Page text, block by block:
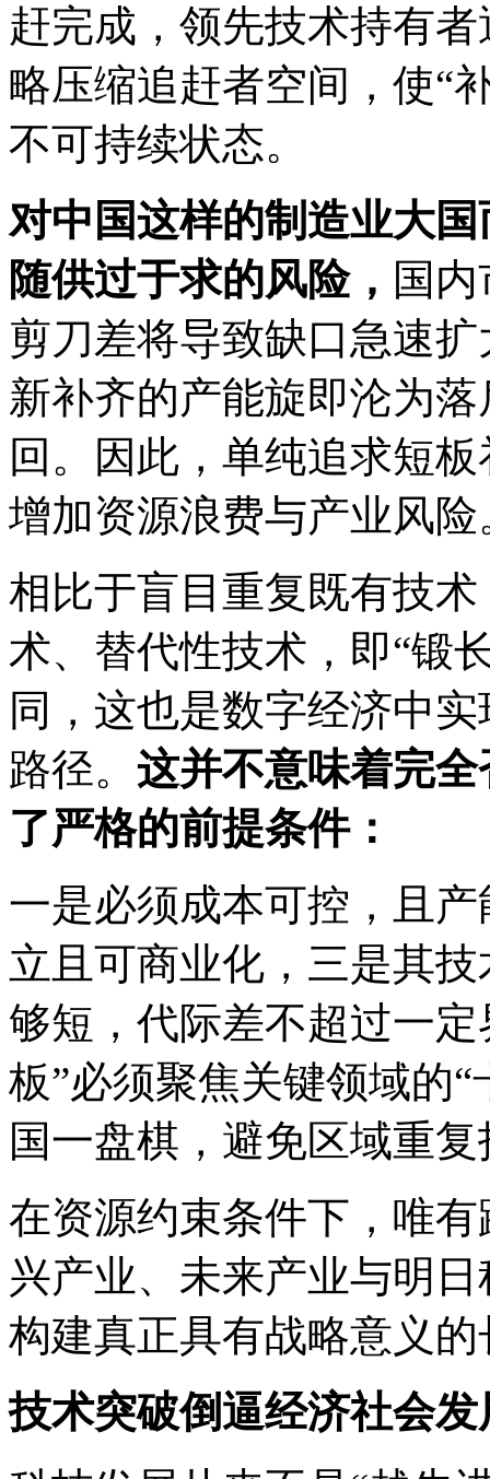
赶完成，领先技术持有
略压缩追赶者空间，使“
不可持续状态。
对中国这样的制造业大
随供过于求的风险， 国
剪刀差将导致缺口急速
新补齐的产能旋即沦为
回。因此，单纯追求短
增加资源浪费与产业风险
相比于盲目重复既有技
术、替代性技术，即“锻
同，这也是数字经济中
路径。 这并不意味着完
了严格的前提条件：
一是必须成本可控，且
立且可商业化，三是其
够短，代际差不超过一
板”必须聚焦关键领域的
国一盘棋，避免区域重
在资源约束条件下，唯
兴产业、未来产业与明
构建真正具有战略意义
技术突破倒逼经济社会